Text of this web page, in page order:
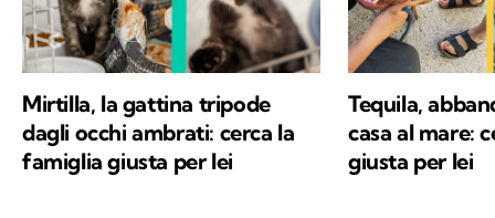
Mirtilla, la gattina tripode
dagli occhi ambrati: cerca la
famiglia giusta per lei
Tequila,
casa al mare:
giusta per lei